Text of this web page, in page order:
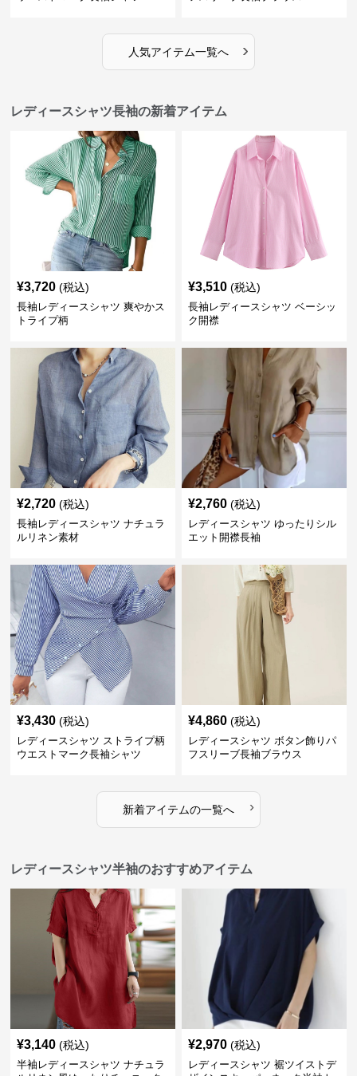
人気アイテム一覧へ ›
レディースシャツ長袖の新着アイテム
¥3,720 (税込)
長袖レディースシャツ 爽やかス
トライプ柄
¥3,510 (税込)
長袖レディースシャツ ベーシッ
ク開襟
¥2,720 (税込)
長袖レディースシャツ ナチュラ
ルリネン素材
¥2,760 (税込)
レディースシャツ ゆったりシル
エット開襟長袖
¥3,430 (税込)
レディースシャツ ストライプ柄
ウエストマーク長袖シャツ
¥4,860 (税込)
レディースシャツ ボタン飾りパ
フスリーブ長袖ブラウス
新着アイテムの一覧へ ›
レディースシャツ半袖のおすすめアイテム
¥3,140 (税込)
半袖レディースシャツ ナチュラ
¥2,970 (税込)
レディースシャツ 裾ツイストデ